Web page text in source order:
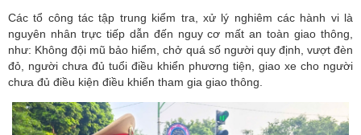
Các tổ công tác tập trung kiểm tra, xử lý nghiêm các hành vi là
nguyên nhân trực tiếp dẫn đến nguy cơ mất an toàn giao thông,
như: Không đội mũ bảo hiểm, chở quá số người quy định, vượt đèn
đỏ, người chưa đủ tuổi điều khiển phương tiện, giao xe cho người
chưa đủ điều kiện điều khiển tham gia giao thông.